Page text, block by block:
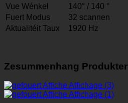
Vue Wénkel
140° / 140 °
Fuert Modus
32 scannen
Aktualitéit Taux
1920 Hz
Zesummenhang Produkter